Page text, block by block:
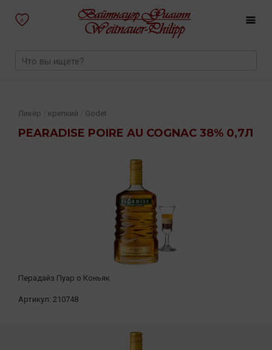
0
PEARADISE POIRE AU COGNAC 38% 0,7Л
Ликёр крепкий Godet
Перадайз Пуар о Коньяк
Артикул: 210748